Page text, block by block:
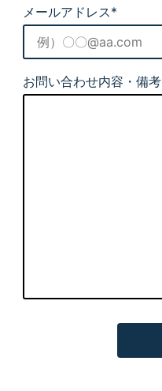
メールアドレス*
お問い合わせ内容・備考